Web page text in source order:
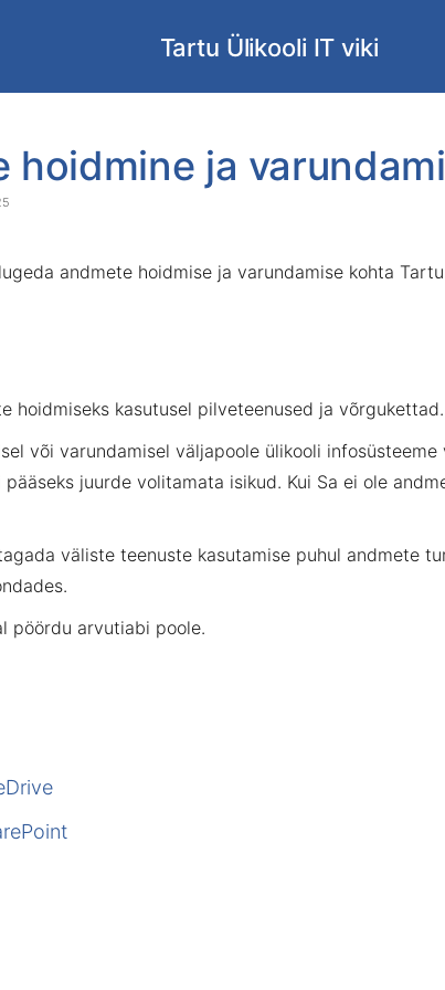
Tartu Ülikooli IT viki
hoidmine ja
andmete hoidmise ja varundamise kohta
hoidmiseks kasutusel pilveteenused ja võrgukettad.
või varundamisel väljapoole ülikooli
juurde volitamata isikud. Kui Sa ei ole
väliste teenuste kasutamise puhul andmete
pöördu arvutiabi poole.